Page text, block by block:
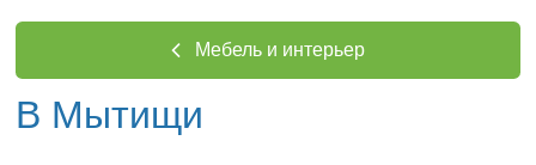
Мебель и интерьер
В Мытищи